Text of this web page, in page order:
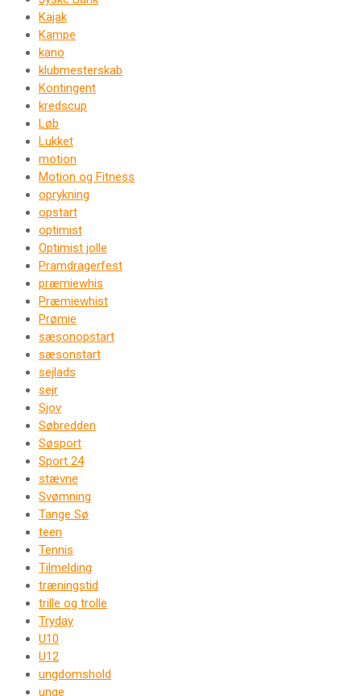
Kajak
Kampe
kano
klubmesterskab
Kontingent
kredscup
Løb
Lukket
motion
Motion og Fitness
oprykning
opstart
optimist
Optimist jolle
Pramdragerfest
præmiewhis
Præmiewhist
Prømie
sæsonopstart
sæsonstart
sejlads
sejr
Sjov
Søbredden
Søsport
Sport 24
stævne
Svømning
Tange Sø
teen
Tennis
Tilmelding
træningstid
trille og trolle
Tryday
U10
U12
ungdomshold
unge